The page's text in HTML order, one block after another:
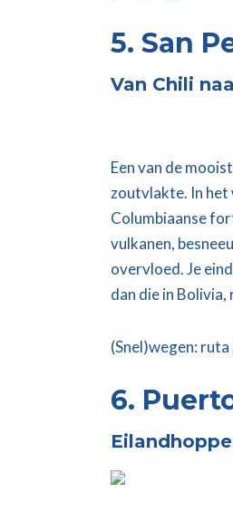
5. San
Van Chili
Een van de
zoutvlakte. In het
Columbiaanse
vulkanen,
overvloed. Je
dan die in
(Snel)wegen: ruta
6.